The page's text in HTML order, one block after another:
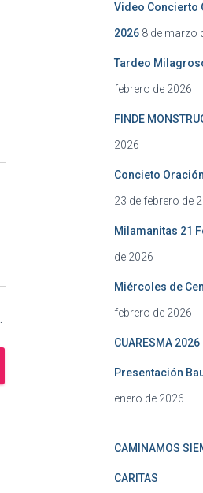
Video Concierto
2026 8 de marzo
Tardeo
febrero de 2026
FINDE
2026
Concieto
23 de febrero de
Milamanitas 21
de 2026
Miércoles de
febrero de 2026
CUARESMA 2026
Presentación
enero de 2026
CAMINAMOS
CARITAS